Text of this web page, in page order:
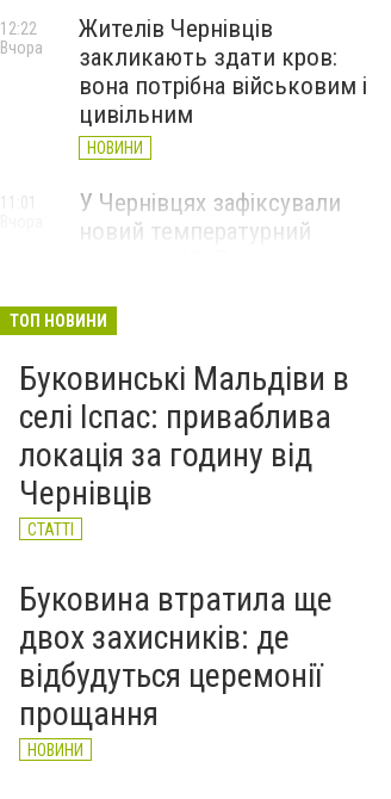
Жителів Чернівців
закликають здати кров:
вона потрібна військовим і
цивільним
НОВИНИ
12:22
Вчора
У Чернівцях зафіксували
новий температурний
11:01
області обмежили рух
великовагового транспорту
НОВИНИ
Вчора
ТОП НОВИНИ
Буковинські Мальдіви в
селі Іспас: приваблива
локація за годину від
Чернівців
СТАТТІ
Буковина втратила ще
двох захисників: де
відбудуться церемонії
прощання
НОВИНИ